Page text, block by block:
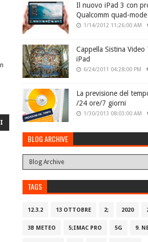
Il nuovo iPad 3 con
Qualcomm quad-
1/14/2012 11:26:00 AM
Cappella Sistina Video
iPad
6/24/2011 04:28:00 PM
La previsione del
/24 ore/7 giorni
1/30/2013 08:03:00 AM
BLOG ARCHIVE
TAGS
12.3.2 13 OTTOBRE 2; 2020
3B METEO 5;IMAC PRO 5G 9.